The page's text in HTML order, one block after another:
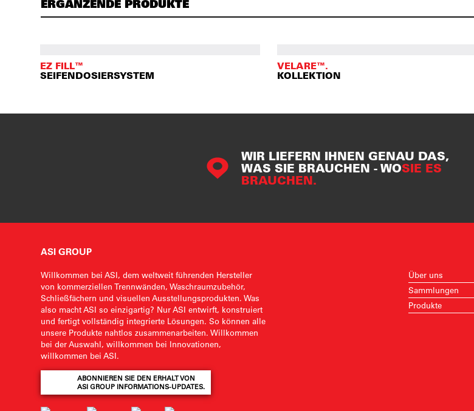
ERGÄNZENDE PRODUKTE
EZ FILL™
SEIFENDOSIERSYSTEM
VELARE™.
KOLLEKTION
WIR LIEFERN IHNEN GENAU DAS,
WAS SIE BRAUCHEN - WOSIE ES
BRAUCHEN.
ASI GROUP
Willkommen bei ASI, dem weltweit führenden Hersteller
von kommerziellen Trennwänden, Waschraumzubehör,
Schließfächern und visuellen Ausstellungsprodukten. Was
also macht ASI so einzigartig? Nur ASI entwirft, konstruiert
und fertigt vollständig integrierte Lösungen. So können alle
unsere Produkte nahtlos zusammenarbeiten. Willkommen
bei der Auswahl, willkommen bei Innovationen,
willkommen bei ASI.
ABONNIEREN SIE DEN ERHALT VON
ASI GROUP INFORMATIONS-UPDATES.
Über uns
Sammlungen
Produkte